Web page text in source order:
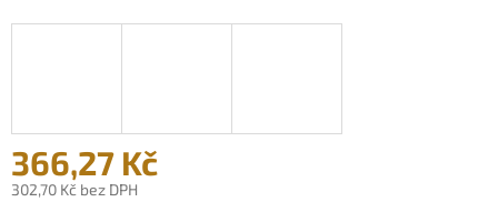
366,27 Kč
302,70 Kč bez DPH